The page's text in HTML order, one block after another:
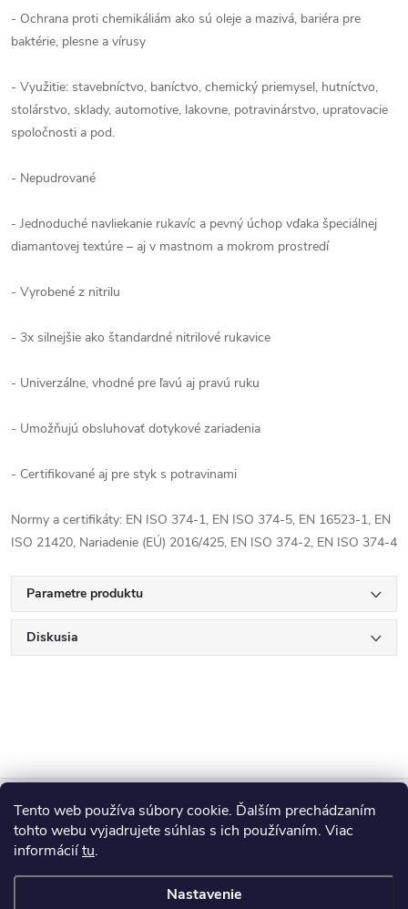
Tento web používa súbory cookie. Ďalším prechádzaním
tohto webu vyjadrujete súhlas s ich používaním. Viac
informáciítu.
Nastavenie
- Ochrana proti chemikáliám ako sú oleje a mazivá, bariéra pre
baktérie, plesne a vírusy
- Využitie: stavebníctvo, baníctvo, chemický priemysel, hutníctvo,
stolárstvo, sklady, automotive, lakovne, potravinárstvo, upratovacie
spoločnosti a pod.
- Nepudrované
- Jednoduché navliekanie rukavíc a pevný úchop vďaka špeciálnej
diamantovej textúre – aj v mastnom a mokrom prostredí
- Vyrobené z nitrilu
- 3x silnejšie ako štandardné nitrilové rukavice
- Univerzálne, vhodné pre ľavú aj pravú ruku
- Umožňujú obsluhovať dotykové zariadenia
- Certifikované aj pre styk s potravinami
Normy a certifikáty: EN ISO 374-1, EN ISO 374-5, EN 16523-1, EN
ISO 21420, Nariadenie (EÚ) 2016/425, EN ISO 374-2, EN ISO 374-4
Parametre produktu
Diskusia
Z
á
p
Blog
Informácie pre vás